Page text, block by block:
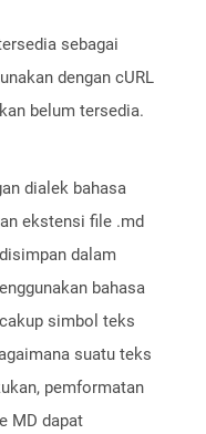
sebagai
dengan cURL
belum tersedia.
dialek bahasa
ekstensi file .md
dalam
bahasa
simbol teks
suatu teks
pemformatan
MD dapat